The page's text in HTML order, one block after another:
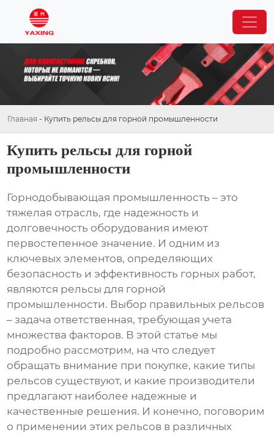
Главная - Купить рельсы для горной промышленности
Купить рельсы для горной
промышленности
Горнодобывающая промышленность – это
тяжелая отрасль, где надежность и
долговечность оборудования имеют
первостепенное значение. И одним из
ключевых элементов, определяющих
безопасность и эффективность горных работ,
являются рельсы для горной
промышленности. Выбор правильных рельсов
– задача ответственная, требующая учета
множества факторов. В этой статье мы
подробно рассмотрим, на что следует
обращать внимание при покупке, какие типы
рельсов существуют, и какие производители
предлагают наиболее надежные и
качественные решения. И конечно, поговорим
о применении этих рельсов в различных